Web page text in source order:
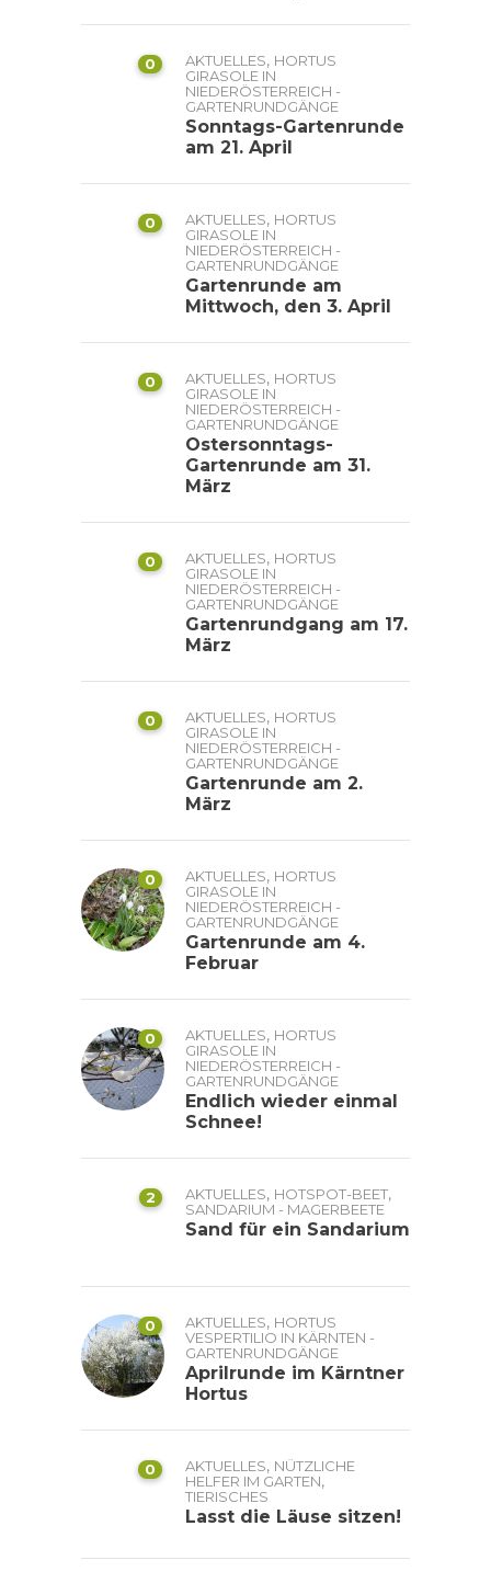
0 AKTUELLES, HORTUS
GIRASOLE IN
NIEDERÖSTERREICH -
GARTENRUNDGÄNGE
Sonntags-Gartenrunde
am 21. April
0 AKTUELLES, HORTUS
GIRASOLE IN
NIEDERÖSTERREICH -
GARTENRUNDGÄNGE
Gartenrunde am
Mittwoch, den 3. April
0 AKTUELLES, HORTUS
GIRASOLE IN
NIEDERÖSTERREICH -
GARTENRUNDGÄNGE
Ostersonntags-
Gartenrunde am 31.
März
0 AKTUELLES, HORTUS
GIRASOLE IN
NIEDERÖSTERREICH -
GARTENRUNDGÄNGE
Gartenrundgang am 17.
März
0 AKTUELLES, HORTUS
GIRASOLE IN
NIEDERÖSTERREICH -
GARTENRUNDGÄNGE
Gartenrunde am 2.
März
0 AKTUELLES, HORTUS
GIRASOLE IN
NIEDERÖSTERREICH -
GARTENRUNDGÄNGE
Gartenrunde am 4.
Februar
0 AKTUELLES, HORTUS
GIRASOLE IN
NIEDERÖSTERREICH -
GARTENRUNDGÄNGE
Endlich wieder einmal
Schnee!
2 AKTUELLES, HOTSPOT-BEET,
SANDARIUM - MAGERBEETE
Sand für ein Sandarium
0 AKTUELLES, HORTUS
VESPERTILIO IN KÄRNTEN -
GARTENRUNDGÄNGE
Aprilrunde im Kärntner
Hortus
0 AKTUELLES, NÜTZLICHE
HELFER IM GARTEN,
TIERISCHES
Lasst die Läuse sitzen!